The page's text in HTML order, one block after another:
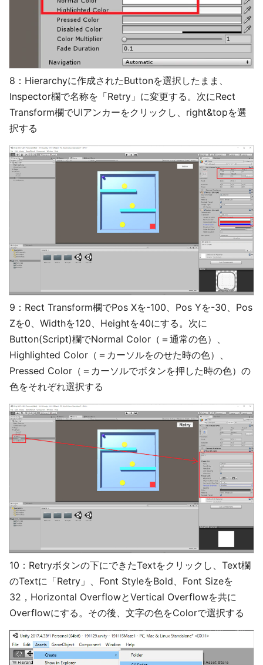
8：Hierarchyに作成されたButtonを選択したまま、
Inspector欄で名称を「Retry」に変更する。次にRect
Transform欄でUIアンカーをクリックし、right&topを選
択する
9：Rect Transform欄でPos Xを-100、Pos Yを-30、Pos
Zを0、Widthを120、Heightを40にする。次に
Button(Script)欄でNormal Color（＝通常の色）、
Highlighted Color（＝カーソルをのせた時の色）、
Pressed Color（＝カーソルでボタンを押した時の色）の
色をそれぞれ選択する
10：Retryボタンの下にできたTextをクリックし、Text欄
のTextに「Retry」、Font StyleをBold、Font Sizeを
32，Horizontal OverflowとVertical Overflowを共に
Overflowにする。その後、文字の色をColorで選択する